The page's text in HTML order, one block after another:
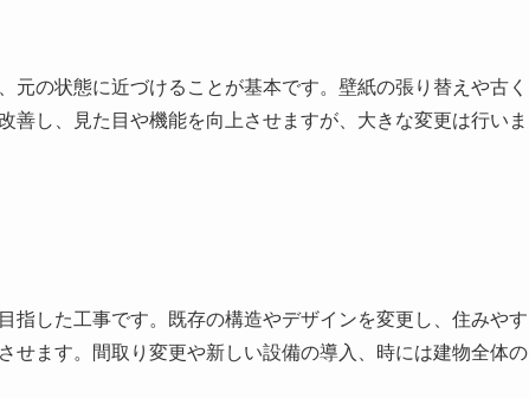
元の状態に近づけることが基本です。壁紙の張り替えや古く
善し、見た目や機能を向上させますが、大きな変更は行いま
指した工事です。既存の構造やデザインを変更し、住みやす
せます。間取り変更や新しい設備の導入、時には建物全体の